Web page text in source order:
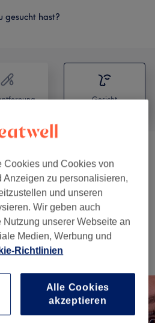
gesucht hast?
Gesicht
(6) ab 15 €
)
Cookies und Cookies von
Anzeigen zu personalisieren,
und unseren
Wir geben auch
Nutzung unserer Webseite an
Medien, Werbung und
Richtlinien
Alle Cookies
akzeptieren